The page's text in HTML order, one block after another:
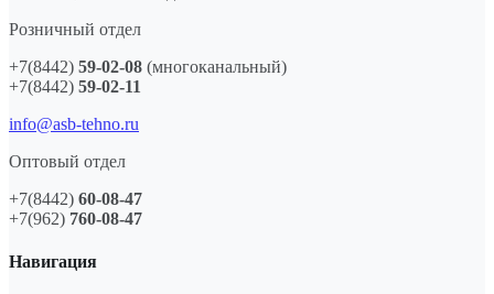
Розничный отдел
+7(8442) 59-02-08 (многоканальный)
+7(8442) 59-02-11
info@asb-tehno.ru
Оптовый отдел
+7(8442) 60-08-47
+7(962) 760-08-47
Навигация